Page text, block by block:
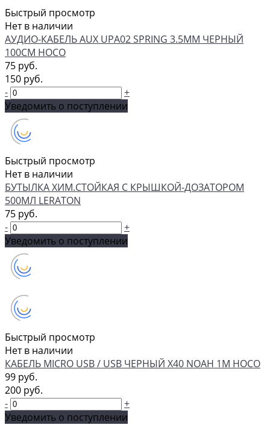
Быстрый просмотр
Нет в наличии
АУДИО-КАБЕЛЬ AUX UPA02 SPRING 3.5ММ ЧЕРНЫЙ
100СМ HOCO
75 руб.
150 руб.
-
+
Уведомить о поступлении
Быстрый просмотр
Нет в наличии
БУТЫЛКА ХИМ.СТОЙКАЯ С КРЫШКОЙ-ДОЗАТОРОМ
500МЛ LERATON
75 руб.
-
+
Уведомить о поступлении
Быстрый просмотр
Нет в наличии
КАБЕЛЬ MICRO USB / USB ЧЕРНЫЙ X40 NOAH 1M HOCO
99 руб.
200 руб.
-
+
Уведомить о поступлении